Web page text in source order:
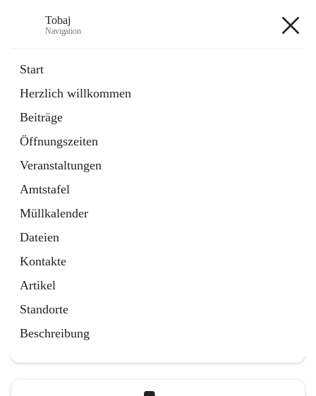
Tobaj
Navigation
Start
Herzlich willkommen
Beiträge
Öffnungszeiten
Veranstaltungen
Amtstafel
Müllkalender
Dateien
Kontakte
Artikel
Standorte
Beschreibung
Externe Webseite
in
Tab
Formulare
2 Schnellzugriffe